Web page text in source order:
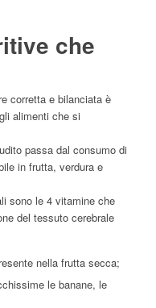
che
corretta e bilanciata è
alimenti che si
passa dal consumo di
in frutta, verdura e
sono le 4 vitamine che
del tessuto cerebrale
nella frutta secca;
le banane, le